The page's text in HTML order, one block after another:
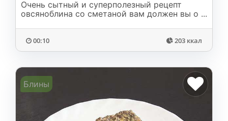
Очень сытный и суперполезный рецепт
овсяноблина со сметаной вам должен вы о ...
00:10 203 ккал
Блины